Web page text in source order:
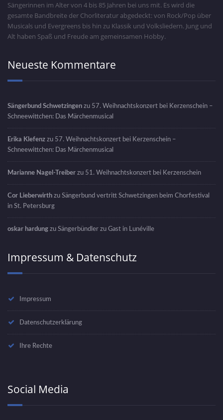
Sängerinnen im Alter von 4 bis 85 Jahren bei uns mit. Es wird die
gesamte Bandbreite der Chorliteratur abgedeckt: von Rock/Pop über
Musicals und Evergreens bis hin zu Klassik und Volksliedern. Jung und
Alt haben Spaß und Freude am gemeinsamen Hobby.
Neueste Kommentare
Sängerbund Schwetzingen zu 57. Weihnachtskonzert bei Kerzenschein –
Schneewittchen: Das Märchenmusical
Erika Klefenz zu 57. Weihnachtskonzert bei Kerzenschein –
Schneewittchen: Das Märchenmusical
Marianne Nagel-Treiber zu 51. Weihnachtskonzert bei Kerzenschein
Cor Lieberwirth zu Sängerbund vertritt Schwetzingen beim Chorfestival
in St. Petersburg
oskar hardung zu Sängerbündler zu Gast in Lunéville
Impressum & Datenschutz
Impressum
Datenschutzerklärung
Ihre Rechte
Social Media